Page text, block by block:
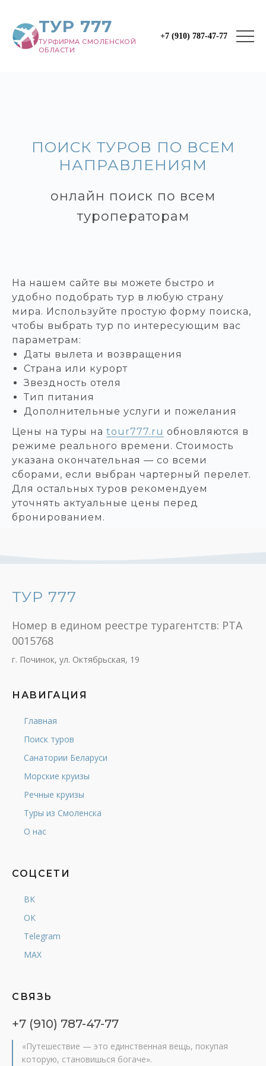
ТУР 777
ТУРФИРМА СМОЛЕНСКОЙ
ОБЛАСТИ
+7 (910) 787-47-77
ПОИСК ТУРОВ ПО ВСЕМ
НАПРАВЛЕНИЯМ
онлайн поиск по всем
туроператорам
На нашем сайте вы можете быстро и
удобно подобрать тур в любую страну
мира. Используйте простую форму поиска,
чтобы выбрать тур по интересующим вас
параметрам:
Даты вылета и возвращения
Страна или курорт
Звездность отеля
Тип питания
Дополнительные услуги и пожелания
Цены на туры на tour777.ru обновляются в
режиме реального времени. Стоимость
указана окончательная — со всеми
сборами, если выбран чартерный перелет.
Для остальных туров рекомендуем
уточнять актуальные цены перед
бронированием.
ТУР 777
Номер в едином реестре турагентств: РТА
0015768
г. Починок, ул. Октябрьская, 19
НАВИГАЦИЯ
Главная
Поиск туров
Санатории Беларуси
Морские круизы
Речные круизы
Туры из Смоленска
О нас
СОЦСЕТИ
ВК
ОК
Telegram
MAX
СВЯЗЬ
+7 (910) 787-47-77
«Путешествие — это единственная вещь, покупая
которую, становишься богаче».